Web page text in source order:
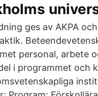
ges av AKPA
personal, arbete
i programmet och